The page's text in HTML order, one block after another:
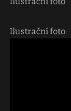
Ilustrační foto